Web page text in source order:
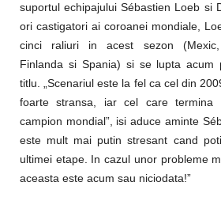
suportul echipajului Sébastien Loeb si
ori castigatori ai coroanei mondiale,
cinci raliuri in acest sezon (Mexic,
Finlanda si Spania) si se lupta acum
titlu. „Scenariul este la fel ca cel din
foarte stransa, iar cel care termina
campion mondial”, isi aduce aminte
este mult mai putin stresant cand
ultimei etape. In cazul unor probleme
aceasta este acum sau niciodata!”